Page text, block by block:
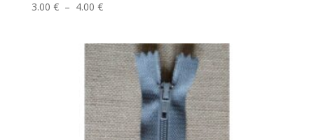
3.00 € – 4.00 €Plage
3.00 €
à
4.00 €